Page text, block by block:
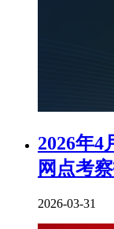
2026年4
网点考
2026-03-31